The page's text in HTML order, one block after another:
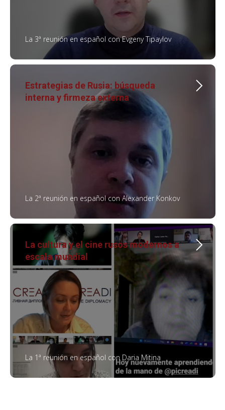
La 3ª reunión en español con Evgeny Tipaylov
Estrategias de Rusia: búsqueda
interna y firmeza externa
La 2ª reunión en español con Alexander Konkov
La cultura y el cine rusos modernos a
escala mundial
La 1ª reunión en español con Daria Mitina